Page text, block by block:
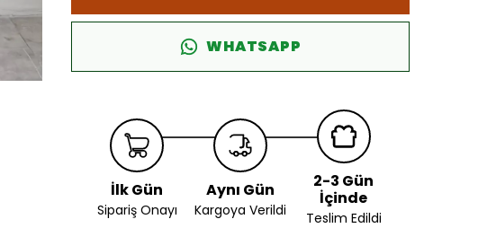
WHATSAPP
İlk Gün
Sipariş Onayı
Aynı Gün
Kargoya Verildi
2-3 Gün
İçinde
Teslim Edildi